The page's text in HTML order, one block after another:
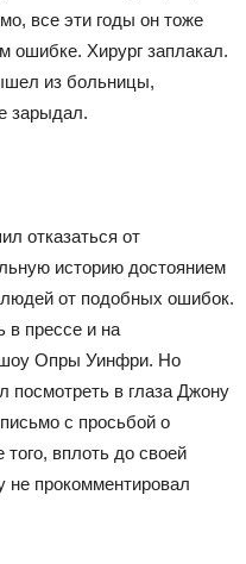
все эти годы он тоже
ошибке. Хирург заплакал.
из больницы,
зарыдал.
отказаться от
историю достоянием
от подобных ошибок.
в прессе и на
Опры Уинфри. Но
посмотреть в глаза Джону
с просьбой о
того, вплоть до своей
не прокомментировал